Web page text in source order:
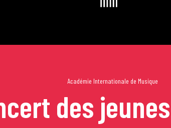
de Cortot
Académie Internationale de Musique
des